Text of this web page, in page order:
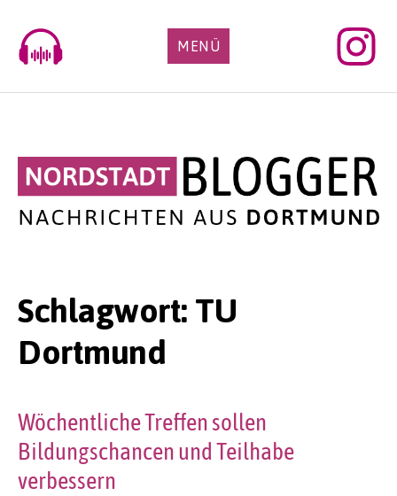
content
MENÜ
Schlagwort: TU
Dortmund
Wöchentliche Treffen sollen
Bildungschancen und Teilhabe
verbessern